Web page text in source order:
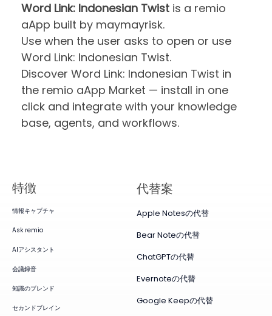
Word Link: Indonesian Twist is a remio
aApp built by maymayrisk.
Use when the user asks to open or use
Word Link: Indonesian Twist.
Discover Word Link: Indonesian Twist in
the remio aApp Market — install in one
click and integrate with your knowledge
base, agents, and workflows.
特徴
情報キャプチャ
Ask remio
AIアシスタント
会議録音
知識のブレンド
セカンドブレイン
代替案
Apple Notesの代替
Bear Noteの代替
ChatGPTの代替
Evernoteの代替
Google Keepの代替